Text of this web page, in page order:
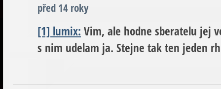
před 14 roky
[1] lumix: Vim, ale hodne sberatelu jej
s nim udelam ja. Stejne tak ten jeden